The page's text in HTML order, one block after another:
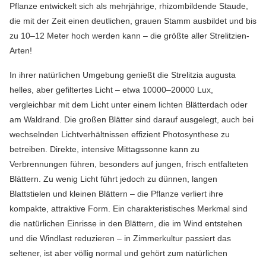
Pflanze entwickelt sich als mehrjährige, rhizombildende Staude,
die mit der Zeit einen deutlichen, grauen Stamm ausbildet und bis
zu 10–12 Meter hoch werden kann – die größte aller Strelitzien-
Arten!
In ihrer natürlichen Umgebung genießt die Strelitzia augusta
helles, aber gefiltertes Licht – etwa 10000–20000 Lux,
vergleichbar mit dem Licht unter einem lichten Blätterdach oder
am Waldrand. Die großen Blätter sind darauf ausgelegt, auch bei
wechselnden Lichtverhältnissen effizient Photosynthese zu
betreiben. Direkte, intensive Mittagssonne kann zu
Verbrennungen führen, besonders auf jungen, frisch entfalteten
Blättern. Zu wenig Licht führt jedoch zu dünnen, langen
Blattstielen und kleinen Blättern – die Pflanze verliert ihre
kompakte, attraktive Form. Ein charakteristisches Merkmal sind
die natürlichen Einrisse in den Blättern, die im Wind entstehen
und die Windlast reduzieren – in Zimmerkultur passiert das
seltener, ist aber völlig normal und gehört zum natürlichen